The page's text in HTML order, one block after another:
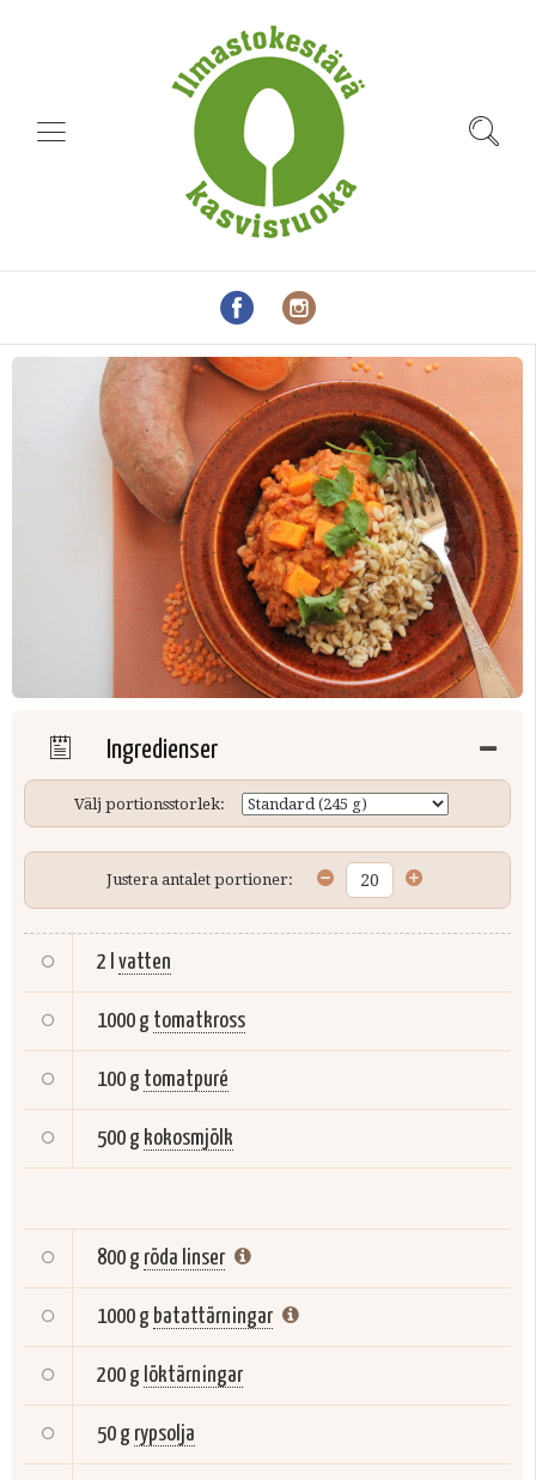
Ingredienser
Välj portionsstorlek:
Justera antalet portioner:
2 l vatten
1000 g tomatkross
100 g tomatpuré
500 g kokosmjölk
800 g röda linser
1000 g batattärningar
200 g löktärningar
50 g rypsolja